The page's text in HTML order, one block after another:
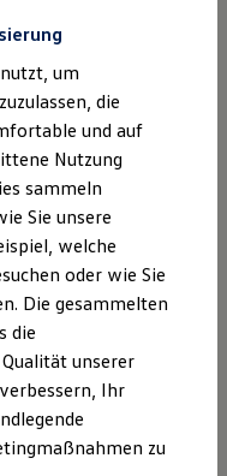
Nutzfahrzeuge
Konsole, Smart TV,
hören Sie Musik zudem
EU Data Act
Vorschriften
um
die
und auf
Nutzung
sammeln
Sie unsere
welche
oder wie Sie
Die gesammelten
die
unserer
Ihr
zu